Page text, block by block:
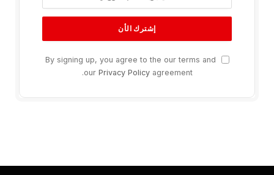
By signing up, you agree to the our terms and
our Privacy Policyagreement.